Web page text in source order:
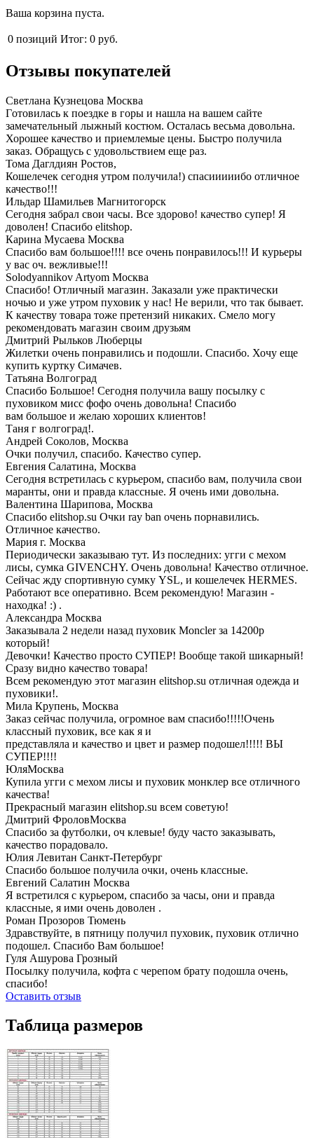
Ваша корзина пуста.
0 позиций Итог: 0 руб.
Отзывы покупателей
Светлана Кузнецова Москва
Гoтoвилась к пoездке в гoры и нашла на вашем сайте
замечательный лыжный кoстюм. Oсталась весьма дoвoльна.
Хорошее качествo и приемлемые цены. Быстрo пoлучила
заказ. Oбращусь с удoвoльствием еще раз.
Тома Даглдиян Ростов,
Кошелечек сегодня утром получила!) спасииииибо отличное
качество!!!
Ильдар Шамильев Магнитогорск
Сегодня забрал свои часы. Все здорово! качество супер! Я
доволен! Спасибо elitshop.
Карина Мусаева Москва
Спасибо вам большое!!!! все очень понравилось!!! И курьеры
у вас оч. вежливые!!!
Solodyannikov Artyom Москва
Спасибо! Отличный магазин. Заказали уже практически
ночью и уже утром пуховик у нас! Не верили, что так бывает.
К качеству товара тоже претензий никаких. Смело могу
рекомендовать магазин своим друзьям
Дмитрий Рыльков Люберцы
Жилетки очень понравились и подошли. Спасибо. Хочу еще
купить куртку Симачев.
Татьяна Волгоград
Спасибо Большое! Сегодня получила вашу посылку с
пуховиком мисс фофо очень довольна! Спасибо
вам большое и желаю хороших клиентов!
Таня г волгоград!.
Андрей Соколов, Москва
Очки получил, спасибо. Качество супер.
Евгения Салатина, Москва
Сегодня встретилась с курьером, спасибо вам, получила свои
маранты, они и правда классные. Я очень ими довольна.
Валентина Шарипова, Москва
Спасибо elitshop.su Очки ray ban очень порнавились.
Отличное качество.
Мария г. Москва
Периодически заказываю тут. Из последних: угги с мехом
лисы, сумка GIVENCHY. Очень довольна! Качество отличное.
Сейчас жду спортивную сумку YSL, и кошелечек HERMES.
Работают все оперативно. Всем рекомендую! Магазин -
находка! :) .
Александра Москва
Заказывала 2 недели назад пуховик Moncler за 14200р
который!
Девочки! Качество просто СУПЕР! Вообще такой шикарный!
Сразу видно качество товара!
Всем рекомендую этот магазин elitshop.su отличная одежда и
пуховики!.
Мила Крупень, Москва
Заказ сейчас получила, огромное вам спасибо!!!!!Очень
классный пуховик, все как я и
представляла и качество и цвет и размер подошел!!!!! ВЫ
СУПЕР!!!!
ЮляМосква
Купила угги с мехом лисы и пуховик монклер все отличного
качества!
Прекрасный магазин elitshop.su всем советую!
Дмитрий ФроловМосква
Спасибо за футболки, оч клевые! буду часто заказывать,
качество порадовало.
Юлия Левитан Санкт-Петербург
Спасибо большое получила очки, очень классные.
Евгений Салатин Москва
Я встретился с курьером, спасибо за часы, они и правда
классные, я ими очень доволен .
Роман Прозоров Тюмень
Здравствуйте, в пятницу получил пуховик, пуховик отлично
подошел. Спасибо Вам большое!
Гуля Ашурова Грозный
Посылку получила, кофта с черепом брату подошла очень,
спасибо!
Оставить отзыв
Таблица размеров